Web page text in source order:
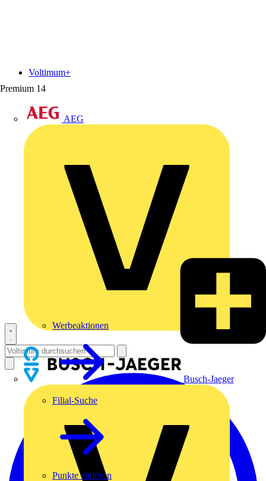
Premium 14
AEG
Busch-Jaeger
Voltimum+
Werbeaktionen
Filial-Suche
Punkte einlösen